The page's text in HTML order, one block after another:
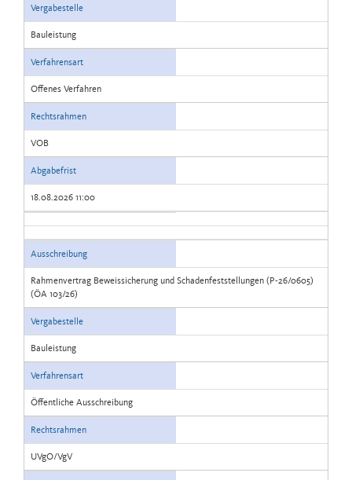
Vergabestelle
Bauleistung
Verfahrensart
Offenes Verfahren
Rechtsrahmen
VOB
Abgabefrist
18.08.2026 11:00
Ausschreibung
Rahmenvertrag Beweissicherung und Schadenfeststellungen (P-26/0605)
(ÖA 103/26)
Vergabestelle
Bauleistung
Verfahrensart
Öffentliche Ausschreibung
Rechtsrahmen
UVgO/VgV